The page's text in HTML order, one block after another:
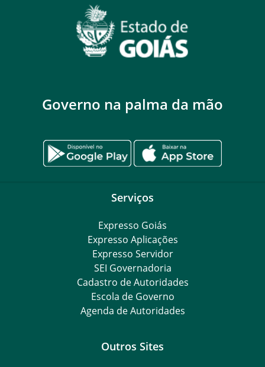
Governo na palma da mão
Serviços
Expresso Goiás
Expresso Aplicações
Expresso Servidor
SEI Governadoria
Cadastro de Autoridades
Escola de Governo
Agenda de Autoridades
Outros Sites